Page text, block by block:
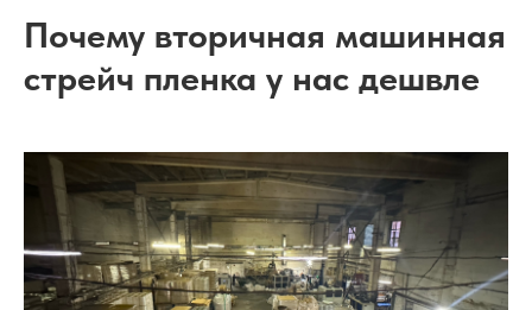
Почему вторичная машинная
стрейч пленка у нас дешвле